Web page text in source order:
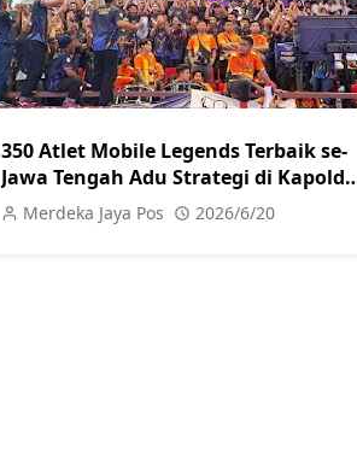
350 Atlet Mobile Legends Terbaik se-
Jawa Tengah Adu Strategi di Kapolda
Jateng Cup 2026 Perebutkan Tiket ke
Kapolri Cup
Merdeka Jaya Pos 2026/6/20